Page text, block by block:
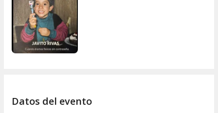
Si alguna vez tuviste un Nokia, grabaste canciones de la radio
o sabías que había que volver a casa cuando se encendían
las farolas, este espectáculo te va a encantar.
molabas (sin WiFi)es el plan perfecto para desconectar de
la rutina y reencontrarte con esas pequeñas cosas que nos
hacían felices... ¡sin contraseña!
Datos del evento